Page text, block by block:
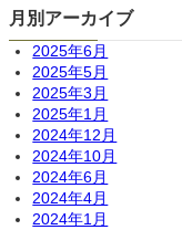
月別アーカイブ
2025年6月
2025年5月
2025年3月
2025年1月
2024年12月
2024年10月
2024年6月
2024年4月
2024年1月